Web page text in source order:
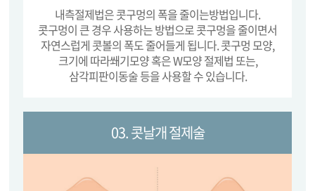
내측절제법은 콧구멍의 폭을 줄이는방법입니다.
콧구멍이 큰 경우 사용하는 방법으로 콧구멍을 줄이면서
자연스럽게 콧볼의 폭도 줄어들게 됩니다. 콧구멍 모양,
크기에 따라쐐기모양 혹은W모양 절제법 또는,
삼각피판이동술 등을 사용할 수 있습니다.
03. 콧날개 절제술